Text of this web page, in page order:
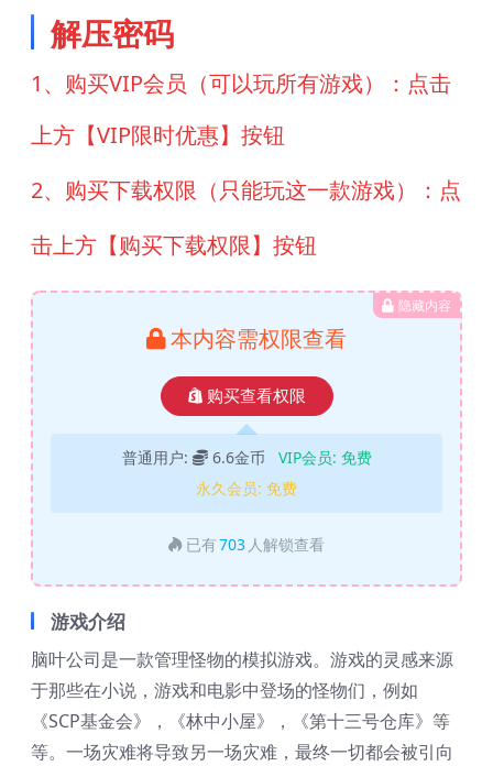
解压密码
1、购买VIP会员（可以玩所有游戏）：点击
上方【VIP限时优惠】按钮
2、购买下载权限（只能玩这一款游戏）：点
击上方【购买下载权限】按钮
隐藏内容
本内容需权限查看
购买查看权限
普通用户: 6.6金币 VIP会员: 免费
永久会员: 免费
已有703 人解锁查看
游戏介绍
脑叶公司是一款管理怪物的模拟游戏。游戏的灵感来源
于那些在小说，游戏和电影中登场的怪物们，例如
《SCP基金会》，《林中小屋》，《第十三号仓库》等
等。一场灾难将导致另一场灾难，最终一切都会被引向